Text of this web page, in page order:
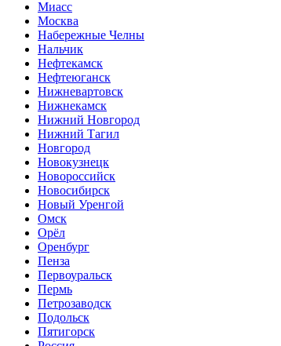
Миасс
Москва
Набережные Челны
Нальчик
Нефтекамск
Нефтеюганск
Нижневартовск
Нижнекамск
Нижний Новгород
Нижний Тагил
Новгород
Новокузнецк
Новороссийск
Новосибирск
Новый Уренгой
Омск
Орёл
Оренбург
Пенза
Первоуральск
Пермь
Петрозаводск
Подольск
Пятигорск